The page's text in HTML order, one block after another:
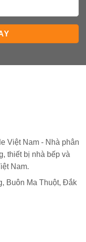
Việt Nam - Nhà phân
thiết bị nhà bếp và
Nam.
Buôn Ma Thuột, Đắk